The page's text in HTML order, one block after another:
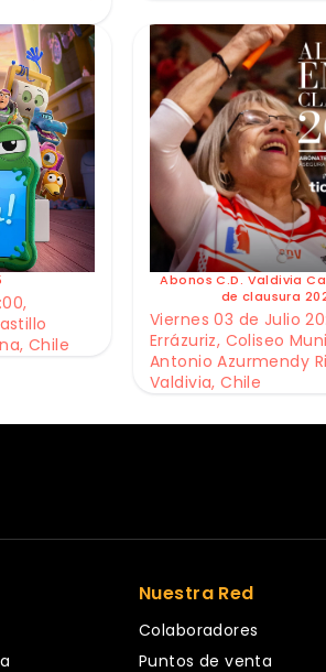
Chile
Abonos C.D. Valdivia
de clausura
Viernes 03 de Julio
Errázuriz, Coliseo
Antonio Azurmendy
Valdivia, Chile
Nuestra Red
Colaboradores
Puntos de venta